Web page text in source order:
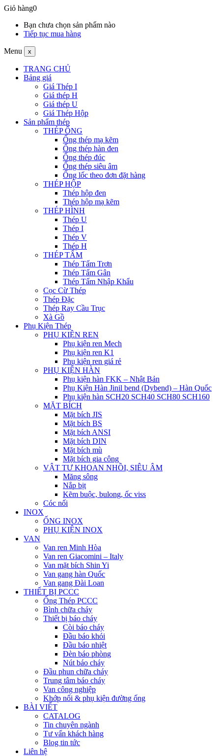
Giỏ hàng0
Bạn chưa chọn sản phẩm nào
Tiếp tục mua hàng
Menu x
TRANG CHỦ
Bảng giá
Giá Thép I
Giá thép H
Giá thép U
Giá Thép Hộp
Sản phẩm thép
THÉP ỐNG
Ống thép mạ kẽm
Ống thép hàn đen
Ống thép đúc
Ống thép siêu âm
Ống lốc theo đơn đặt hàng
THÉP HỘP
Thép hộp đen
Thép hộp mạ kẽm
THÉP HÌNH
Thép U
Thép I
Thép V
Thép H
THÉP TẤM
Thép Tấm Trơn
Thép Tấm Gân
Thép Tấm Nhập Khẩu
Cọc Cừ Thép
Thép Đặc
Thép Ray Cầu Trục
Xà Gồ
Phụ Kiện Thép
PHỤ KIỆN REN
Phụ kiện ren Mech
Phụ kiện ren K1
Phụ kiện ren giá rẻ
PHỤ KIỆN HÀN
Phụ kiện hàn FKK – Nhật Bản
Phụ Kiện Hàn Jinil bend (Dybend) – Hàn Quốc
Phụ kiện hàn SCH20 SCH40 SCH80 SCH160
MẶT BÍCH
Mặt bích JIS
Mặt bích BS
Mặt bích ANSI
Mặt bích DIN
Mặt bích mù
Mặt bích gia công
VẬT TƯ KHOAN NHỒI, SIÊU ÂM
Măng sông
Nắp bịt
Kẽm buộc, bulong, ốc viss
Cóc nối
INOX
ỐNG INOX
PHỤ KIỆN INOX
VAN
Van ren Minh Hòa
Van ren Giacomini – Italy
Van mặt bích Shin Yi
Van gang hàn Quốc
Van gang Đài Loan
THIẾT BỊ PCCC
Ống Thép PCCC
Bình chữa cháy
Thiết bị báo cháy
Còi báo cháy
Đầu báo khói
Đầu báo nhiệt
Đèn báo phòng
Nút báo cháy
Đầu phun chữa cháy
Trung tâm báo cháy
Van công nghiệp
Khớp nối & phụ kiện đường ống
BÀI VIẾT
CATALOG
Tin chuyên ngành
Tư vấn khách hàng
Blog tin tức
Liên hệ